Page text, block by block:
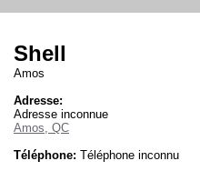
Shell
Amos
Adresse:
Adresse inconnue
Amos, QC
Téléphone: Téléphone inconnu